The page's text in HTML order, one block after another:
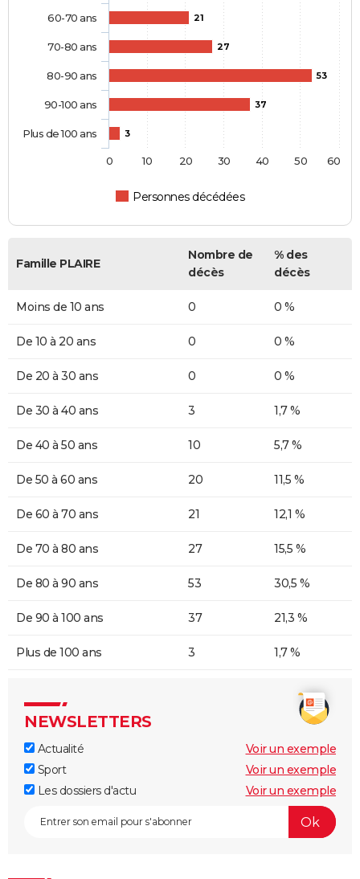
21
27
53
37
3
Personnes décédées
60-70 ans
70-80 ans
80-90 ans
90-100 ans
Plus de 100 ans
0 10 20 30 40 50 60
Famille PLAIRE
Nombre de
décès
% des
décès
Moins de 10 ans 0 0 %
De 10 à 20 ans 0 0 %
De 20 à 30 ans 0 0 %
De 30 à 40 ans 3 1,7 %
De 40 à 50 ans 10 5,7 %
De 50 à 60 ans 20 11,5 %
De 60 à 70 ans 21 12,1 %
De 70 à 80 ans 27 15,5 %
De 80 à 90 ans 53 30,5 %
De 90 à 100 ans 37 21,3 %
Plus de 100 ans 3 1,7 %
NEWSLETTERS
Actualité
Voir un exemple
Sport
Voir un exemple
Les dossiers d'actu
Voir un exemple